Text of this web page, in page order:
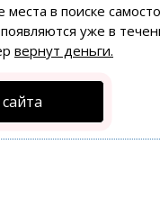
места в поиске
уже в
вернут деньги.